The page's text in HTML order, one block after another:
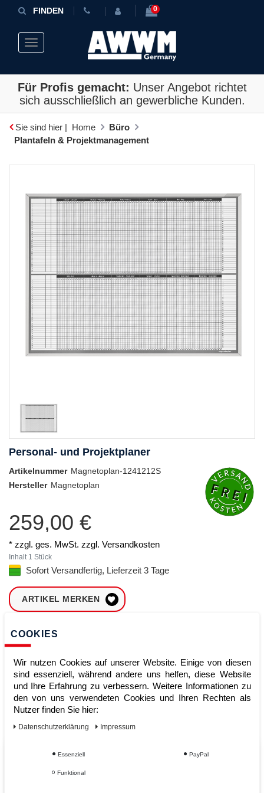
FINDEN 0
Toggle navigation
Für Profis gemacht: Unser Angebot richtet
sich ausschließlich an gewerbliche Kunden.
Sie sind hier | Home
Büro
Plantafeln & Projektmanagement
Personal- und Projektplaner
Artikelnummer Magnetoplan-1241212S
Hersteller Magnetoplan
259,00 €
* zzgl. ges. MwSt. zzgl. Versandkosten
Inhalt 1 Stück
Sofort Versandfertig, Lieferzeit 3 Tage
ARTIKEL MERKEN
ZUM WARENKORB
HINZUFÜGEN
Sofort lieferbar
Kauf auf Rechnung
Vom Profi für Profis - Ihre Vorteile
COOKIES
Wir nutzen Cookies auf unserer Website. Einige von diesen
sind essenziell, während andere uns helfen, diese Website
und Ihre Erfahrung zu verbessern. Weitere Informationen zu
den von uns verwendeten Cookies und Ihren Rechten als
Nutzer finden Sie hier:
Daten­schutz­erklärung Impressum
Essenziell PayPal
Funktional